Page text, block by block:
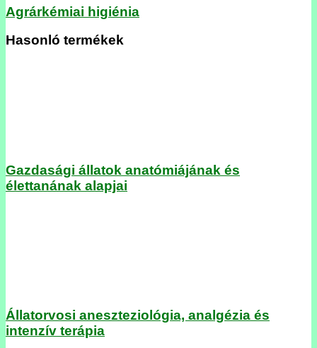
Agrárkémiai higiénia
Hasonló termékek
Gazdasági állatok anatómiájának és
élettanának alapjai
Állatorvosi aneszteziológia, analgézia és
intenzív terápia